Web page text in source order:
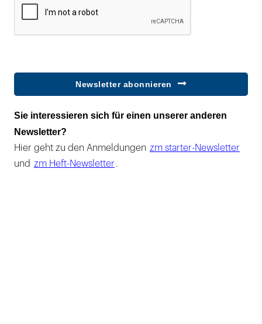
Newsletter abonnieren
Sie interessieren sich für einen unserer anderen
Newsletter?
Hier geht zu den Anmeldungen zm starter-Newsletter
und zm Heft-Newsletter .